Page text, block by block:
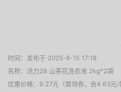
时间：发布于 2025-8-15 17:18
名称： 活力28 山茶花洗衣液 2kg*2袋
优惠价格： 9.27元（需领券，合4.63元/